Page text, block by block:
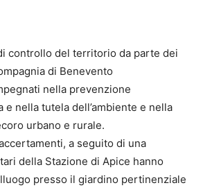
controllo del territorio da parte dei
di Benevento
nella prevenzione
e nella tutela dell’ambiente e nella
urbano e rurale.
a seguito di una
della Stazione di Apice hanno
presso il giardino pertinenziale